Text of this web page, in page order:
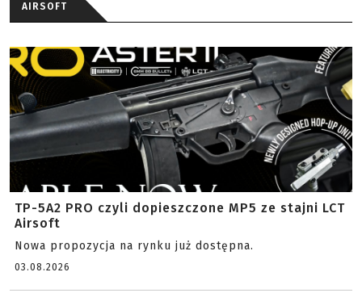
AIRSOFT
TP-5A2 PRO czyli dopieszczone MP5 ze stajni LCT
Airsoft
Nowa propozycja na rynku już dostępna.
03.08.2026